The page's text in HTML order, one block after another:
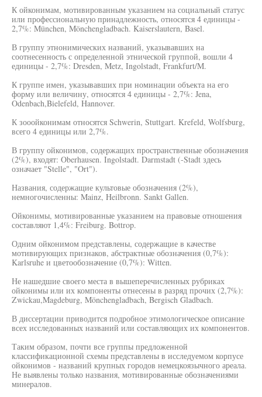
К ойконимам, мотивированным указанием на социальный статус
или профессиональную принадлежность, относятся 4 единицы -
2,7%: München, Mönchengladbach. Kaiserslautern, Basel.
В группу этнонимических названий, указывавших на
соотнесенность с определенной этнической группой, вошли 4
единицы - 2,7%: Dresden, Metz, Ingolstadt, Frankfurt/M.
К группе имен, указывавших при номинации объекта на его
форму или величину, относятся 4 единицы - 2,7%: Jena,
Odenbach,Bielefeld, Hannover.
К зооойконимам относятся Schwerin, Stuttgart. Krefeld, Wolfsburg,
всего 4 единицы или 2,7%.
В группу ойконимов, содержащих пространственные обозначения
(2%), входят: Oberhausen. Ingolstadt. Darmstadt (-Stadt здесь
означает "Stelle", "Ort").
Названия, содержащие культовые обозначения (2%),
немногочисленны: Mainz, Heilbronn. Sankt Gallen.
Ойконимы, мотивированные указанием на правовые отношения
составляют 1,4%: Freiburg. Bottrop.
Одним ойконимом представлены, содержащие в качестве
мотивирующих признаков, абстрактные обозначения (0,7%):
Karlsruhe и цветообозначение (0,7%): Witten.
Не нашедшие своего места в вышеперечисленных рубриках
ойконимы или их компоненты отнесены в разряд прочих (2,7%):
Zwickau,Magdeburg, Mönchengladbach, Bergisch Gladbach.
В диссертации приводится подробное этимологическое описание
всех исследованных названий или составляющих их компонентов.
Таким образом, почти все группы предложенной
классификационной схемы представлены в исследуемом корпусе
ойконимов - названий крупных городов немецкоязычного ареала.
Не выявлены только названия, мотивированные обозначениями
минералов.